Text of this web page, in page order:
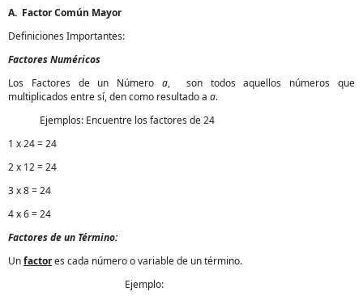
A. Factor Común Mayor
Definiciones Importantes:
Factores Numéricos
Los Factores de un Númeroa, son todos aquellos números que
multiplicados entre sí, den como resultado a a.
Ejemplos: Encuentre los factores de 24
1 x 24 = 24
2 x 12 = 24
3 x 8 = 24
4 x 6 = 24
Factores de un Término:
Unfactores cada número o variable de un término.
Ejemplo: